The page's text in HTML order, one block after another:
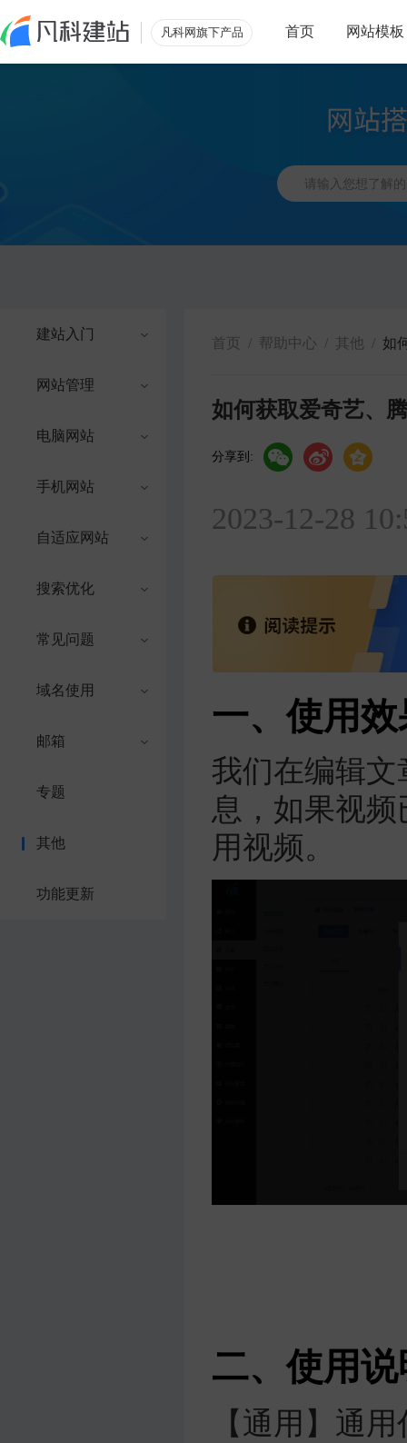
凡科网旗下产品 首页 网站模板
建站入门
网站管理
电脑网站
手机网站
自适应网站
搜索优化
常见问题
域名使用
邮箱
专题
其他
功能更新
首页 / 帮助中心 / 其他 / 如
如何获取爱奇艺、
分享到:
2023-12-28
一、使用效
我们在编辑
息，如果视
用视频。
二、使用说
【通用】通